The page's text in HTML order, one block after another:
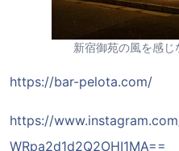
新宿御苑の風を感
https://bar-pelota.com/
https://
WRpa2d1d2Q2OHI1MA==